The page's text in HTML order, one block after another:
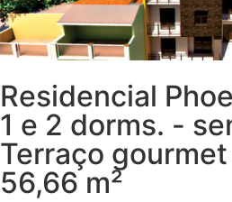
Residencial
1 e 2 dorms. -
Terraço
56,66 m²